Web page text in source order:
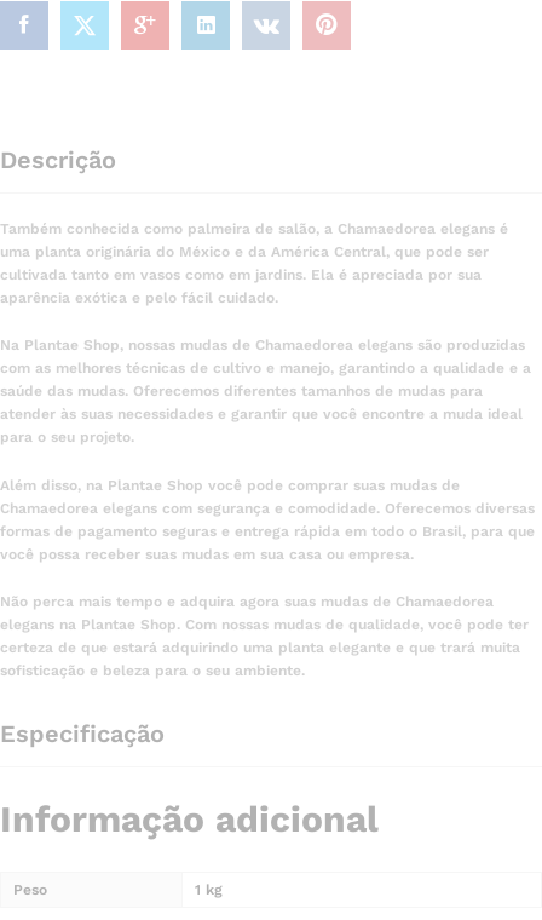
Descrição
Também conhecida como palmeira de salão, a Chamaedorea elegans é
uma planta originária do México e da América Central, que pode ser
cultivada tanto em vasos como em jardins. Ela é apreciada por sua
aparência exótica e pelo fácil cuidado.
Na Plantae Shop, nossas mudas de Chamaedorea elegans são produzidas
com as melhores técnicas de cultivo e manejo, garantindo a qualidade e a
saúde das mudas. Oferecemos diferentes tamanhos de mudas para
atender às suas necessidades e garantir que você encontre a muda ideal
para o seu projeto.
Além disso, na Plantae Shop você pode comprar suas mudas de
Chamaedorea elegans com segurança e comodidade. Oferecemos diversas
formas de pagamento seguras e entrega rápida em todo o Brasil, para que
você possa receber suas mudas em sua casa ou empresa.
Não perca mais tempo e adquira agora suas mudas de Chamaedorea
elegans na Plantae Shop. Com nossas mudas de qualidade, você pode ter
certeza de que estará adquirindo uma planta elegante e que trará muita
sofisticação e beleza para o seu ambiente.
Especificação
Informação adicional
Peso 1 kg